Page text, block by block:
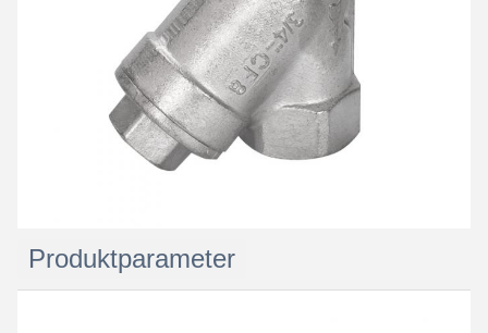
Wir rufen Sie bald zurück!
Produktparameter